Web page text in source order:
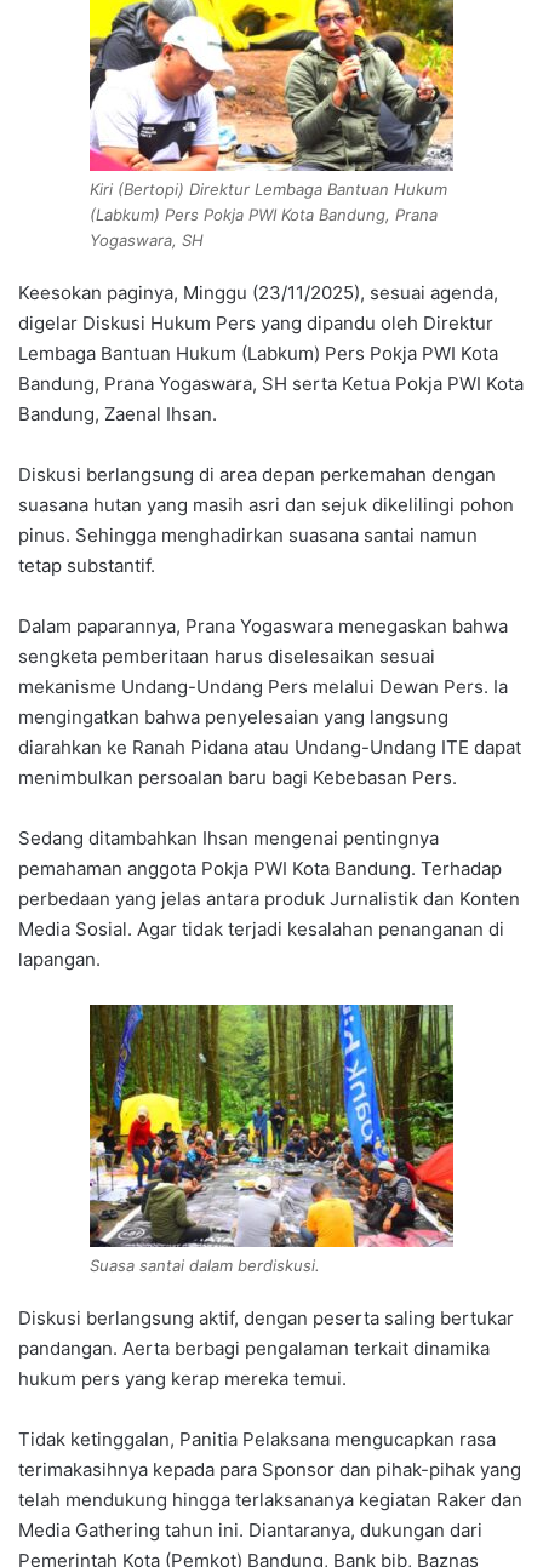
Kiri (Bertopi) Direktur Lembaga Bantuan Hukum
(Labkum) Pers Pokja PWI Kota Bandung, Prana
Yogaswara, SH
Keesokan paginya, Minggu (23/11/2025), sesuai agenda,
digelar Diskusi Hukum Pers yang dipandu oleh Direktur
Lembaga Bantuan Hukum (Labkum) Pers Pokja PWI Kota
Bandung, Prana Yogaswara, SH serta Ketua Pokja PWI Kota
Bandung, Zaenal Ihsan.
Diskusi berlangsung di area depan perkemahan dengan
suasana hutan yang masih asri dan sejuk dikelilingi pohon
pinus. Sehingga menghadirkan suasana santai namun
tetap substantif.
Dalam paparannya, Prana Yogaswara menegaskan bahwa
sengketa pemberitaan harus diselesaikan sesuai
mekanisme Undang-Undang Pers melalui Dewan Pers. Ia
mengingatkan bahwa penyelesaian yang langsung
diarahkan ke Ranah Pidana atau Undang-Undang ITE dapat
menimbulkan persoalan baru bagi Kebebasan Pers.
Sedang ditambahkan Ihsan mengenai pentingnya
pemahaman anggota Pokja PWI Kota Bandung. Terhadap
perbedaan yang jelas antara produk Jurnalistik dan Konten
Media Sosial. Agar tidak terjadi kesalahan penanganan di
lapangan.
Suasa santai dalam berdiskusi.
Diskusi berlangsung aktif, dengan peserta saling bertukar
pandangan. Aerta berbagi pengalaman terkait dinamika
hukum pers yang kerap mereka temui.
Tidak ketinggalan, Panitia Pelaksana mengucapkan rasa
terimakasihnya kepada para Sponsor dan pihak-pihak yang
telah mendukung hingga terlaksananya kegiatan Raker dan
Media Gathering tahun ini. Diantaranya, dukungan dari
Pemerintah Kota (Pemkot) Bandung, Bank bjb, Baznas